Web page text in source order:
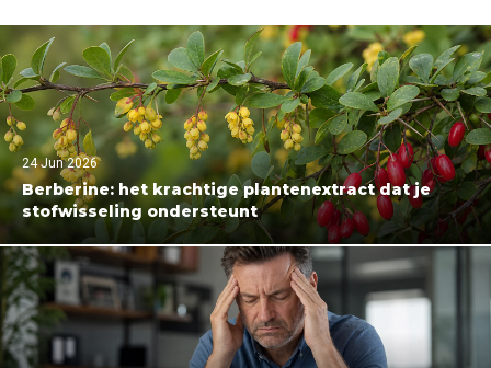
24 Jun 2026
Berberine: het krachtige plantenextract dat je
stofwisseling ondersteunt